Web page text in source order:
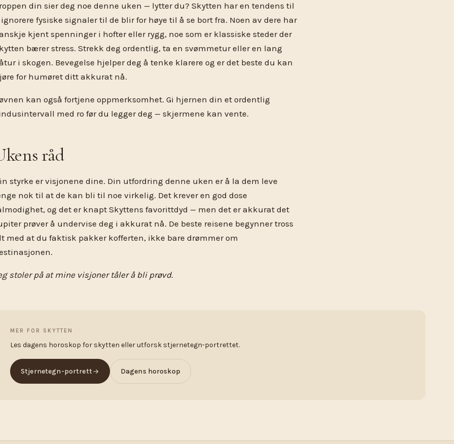
din sier deg noe denne uken — lytter du? Skytten har en tendens til
fysiske signaler til de blir for høye til å se bort fra. Noen av dere har
kjent spenninger i hofter eller rygg, noe som er klassiske steder der
bærer stress. Strekk deg ordentlig, ta en svømmetur eller en lang
i skogen. Bevegelse hjelper deg å tenke klarere og er det beste du kan
for humøret ditt akkurat nå.
kan også fortjene oppmerksomhet. Gi hjernen din et ordentlig
med ro før du legger deg — skjermene kan vente.
råd
styrke er visjonene dine. Din utfordring denne uken er å la dem leve
nok til at de kan bli til noe virkelig. Det krever en god dose
og det er knapt Skyttens favorittdyd — men det er akkurat det
prøver å undervise deg i akkurat nå. De beste reisene begynner tross
med at du faktisk pakker kofferten, ikke bare drømmer om
stoler på at mine visjoner tåler å bli prøvd.
MER FOR SKYTTEN
Les dagens horoskop for skytten eller utforsk stjernetegn-portrettet.
Stjernetegn-portrett Dagens horoskop